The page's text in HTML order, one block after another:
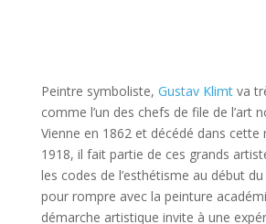
Peintre symboliste, Gustav Klimtva
comme l’un des chefs de file de l’art
Vienne en 1862 et décédé dans cette
1918, il fait partie de ces grands
les codes de l’esthétisme au début
pour rompre avec la peinture
démarche artistique invite à une